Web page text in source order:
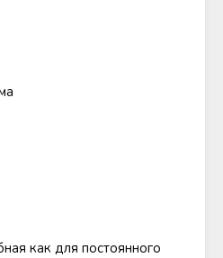
как для постоянного